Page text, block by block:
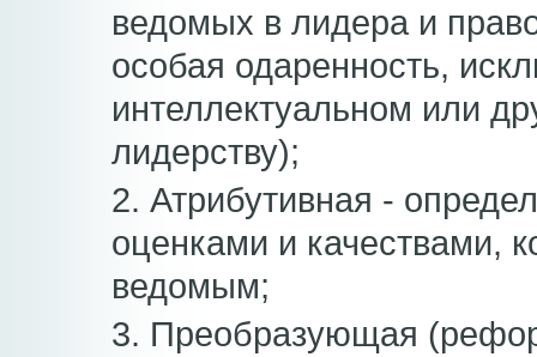
ведомых в лидера и
особая одаренность,
интеллектуальном или
лидерству);
2. Атрибутивная -
оценками и качествами,
ведомым;
3. Преобразующая